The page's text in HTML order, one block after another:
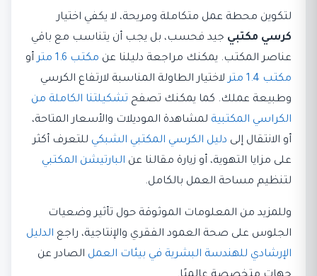
لتكوين محطة عمل متكاملة ومريحة، لا يكفي اختيار
كرسي مكتبي جيد فحسب، بل يجب أن يتناسب مع باقي
عناصر المكتب. يمكنك مراجعة دليلنا عن مكتب 1.6 متر
أو
مكتب 1.4 متر
لاختيار الطاولة المناسبة لارتفاع الكرسي
وطبيعة عملك. كما يمكنك تصفح تشكيلتنا الكاملة من
الكراسي المكتبية لمشاهدة الموديلات والأسعار المتاحة،
أو الانتقال إلى دليل الكرسي المكتبي الشبكي للتعرف أكثر
على مزايا التهوية، أو زيارة مقالنا عن البارتيشن المكتبي
لتنظيم مساحة العمل بالكامل.
وللمزيد من المعلومات الموثوقة حول تأثير وضعيات
الجلوس على صحة العمود الفقري والإنتاجية، راجع الدليل
الإرشادي للهندسة البشرية في بيئات العمل الصادر عن